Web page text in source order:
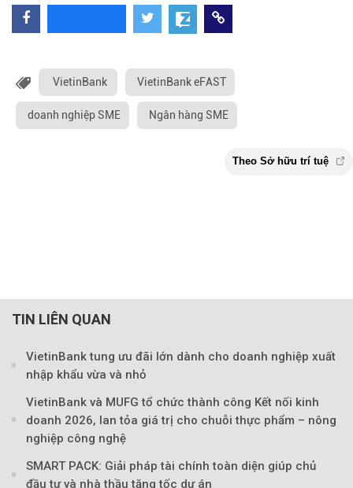
VietinBank VietinBank eFAST
doanh nghiệp SME Ngân hàng SME
TIN LIÊN QUAN
VietinBank tung ưu đãi lớn dành cho doanh nghiệp xuất
nhập khẩu vừa và nhỏ
VietinBank và MUFG tổ chức thành công Kết nối kinh
doanh 2026, lan tỏa giá trị cho chuỗi thực phẩm – nông
nghiệp công nghệ
SMART PACK: Giải pháp tài chính toàn diện giúp chủ
đầu tư và nhà thầu tăng tốc dự án